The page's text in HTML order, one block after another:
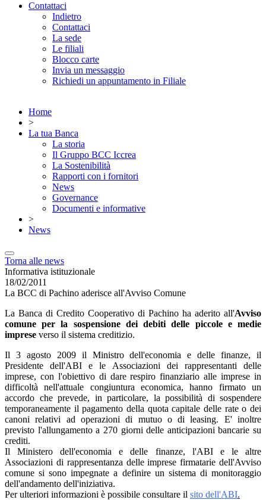
Contattaci
Indietro
Contattaci
La sede
Le filiali
Blocco carte
Invia un messaggio
Richiedi un appuntamento in Filiale
Home
>
La tua Banca
La storia
Il Gruppo BCC Iccrea
La Sostenibilità
Rapporti con i fornitori
News
Governance
Documenti e informative
>
News
Torna alle news
Informativa istituzionale
18/02/2011
La BCC di Pachino aderisce all'Avviso Comune
La Banca di Credito Cooperativo di Pachino ha aderito all'Avviso
comune per la sospensione dei debiti delle piccole e medie
imprese verso il sistema creditizio.
Il 3 agosto 2009 il Ministro dell'economia e delle finanze, il
Presidente dell'ABI e le Associazioni dei rappresentanti delle
imprese, con l'obiettivo di dare respiro finanziario alle imprese in
difficoltà nell'attuale congiuntura economica, hanno firmato un
accordo che prevede, in particolare, la possibilità di sospendere
temporaneamente il pagamento della quota capitale delle rate o dei
canoni relativi ad operazioni di mutuo o di leasing. E' inoltre
previsto l'allungamento a 270 giorni delle anticipazioni bancarie su
crediti.
Il Ministero dell'economia e delle finanze, l'ABI e le altre
Associazioni di rappresentanza delle imprese firmatarie dell'Avviso
comune si sono impegnate a definire un sistema di monitoraggio
dell'andamento dell'iniziativa.
Per ulteriori informazioni è possibile consultare il sito dell'ABI.